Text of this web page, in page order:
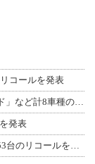
コールを発表
発表